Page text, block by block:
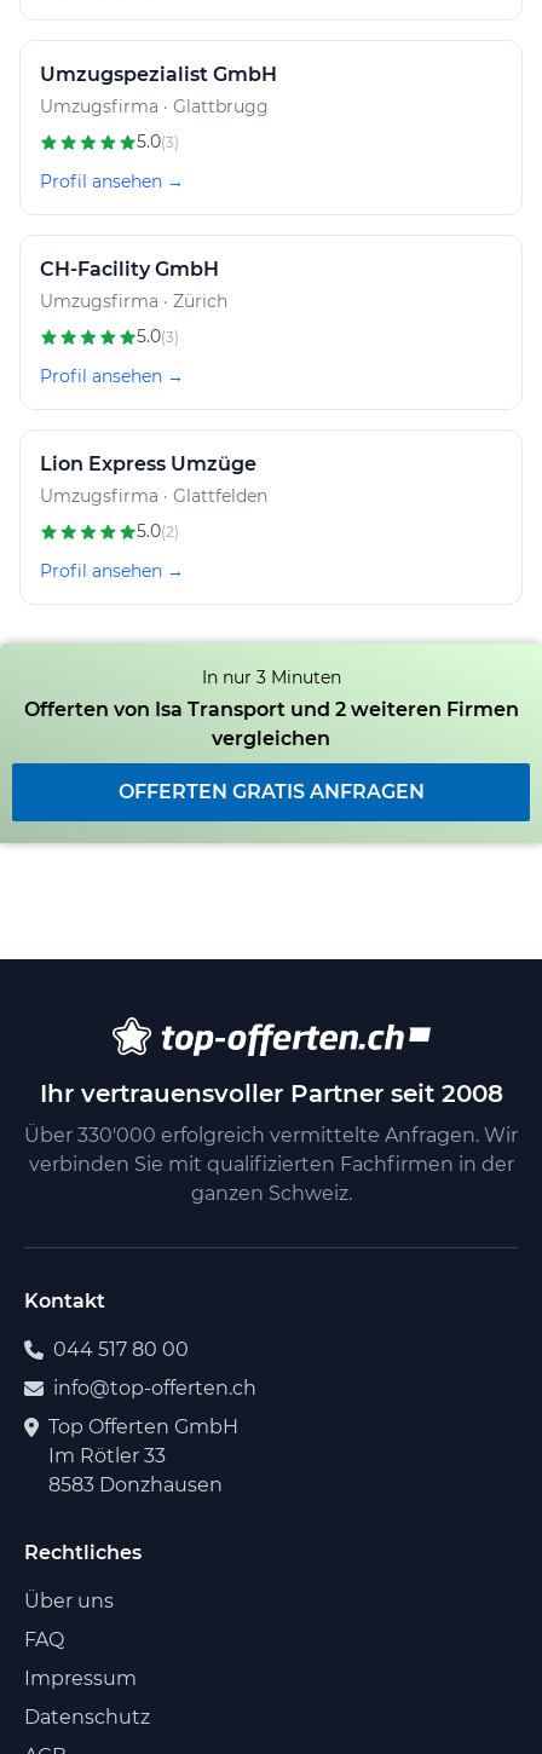
Umzugspezialist GmbH
Umzugsfirma · Glattbrugg
5.0(3)
Profil ansehen →
CH-Facility GmbH
Umzugsfirma · Zürich
5.0(3)
Profil ansehen →
Lion Express Umzüge
Umzugsfirma · Glattfelden
5.0(2)
Profil ansehen →
In nur 3 Minuten
Offerten von Isa Transport und 2 weiteren Firmen
vergleichen
OFFERTEN GRATIS ANFRAGEN
Ihr vertrauensvoller Partner seit 2008
Über 330'000 erfolgreich vermittelte Anfragen. Wir
verbinden Sie mit qualifizierten Fachfirmen in der
ganzen Schweiz.
Kontakt
044 517 80 00
info@top-offerten.ch
Top Offerten GmbH
Im Rötler 33
8583 Donzhausen
Rechtliches
Über uns
FAQ
Impressum
Datenschutz